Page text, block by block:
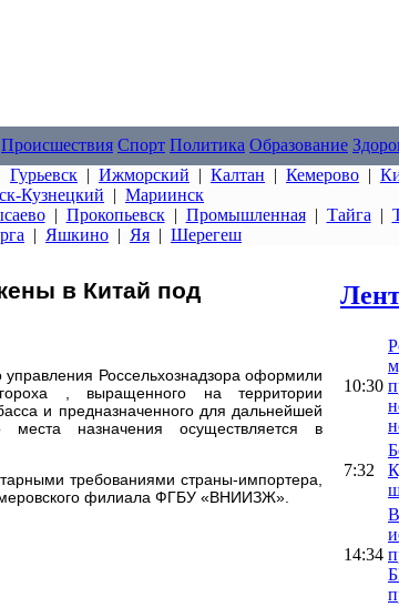
Происшествия Спорт Политика Образование
Гурьевск | Ижморский | Калтан | Кемерово |
Кузнецкий | Мариинск
| Прокопьевск| Промышленная| Тайга |
| Яшкино | Яя | Шерегеш
в Китай под
Россельхознадзора оформили
, выращенного на территории
и предназначенного для дальнейшей
назначения осуществляется в
требованиями страны-импортера,
филиала ФГБУ «ВНИИЗЖ».
10:30
7:32
14:34